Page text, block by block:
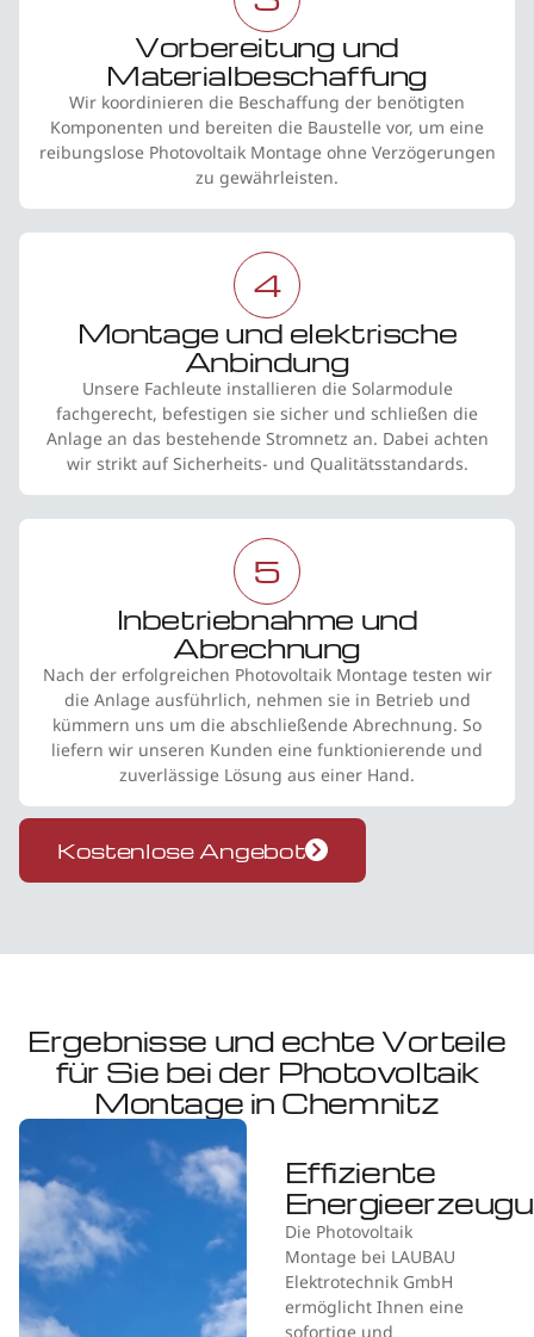
Vorbereitung und
Materialbeschaffung
Wir koordinieren die Beschaffung der benötigten
Komponenten und bereiten die Baustelle vor, um eine
reibungslose Photovoltaik Montage ohne Verzögerungen
zu gewährleisten.
4
Montage und elektrische
Anbindung
Unsere Fachleute installieren die Solarmodule
fachgerecht, befestigen sie sicher und schließen die
Anlage an das bestehende Stromnetz an. Dabei achten
wir strikt auf Sicherheits- und Qualitätsstandards.
5
Inbetriebnahme und
Abrechnung
Nach der erfolgreichen Photovoltaik Montage testen wir
die Anlage ausführlich, nehmen sie in Betrieb und
kümmern uns um die abschließende Abrechnung. So
liefern wir unseren Kunden eine funktionierende und
zuverlässige Lösung aus einer Hand.
Kostenlose Angebot
Ergebnisse und echte Vorteile
für Sie bei der Photovoltaik
Montage in Chemnitz
Effiziente
Die Photovoltaik
Montage bei LAUBAU
Elektrotechnik GmbH
ermöglicht Ihnen eine
sofortige und